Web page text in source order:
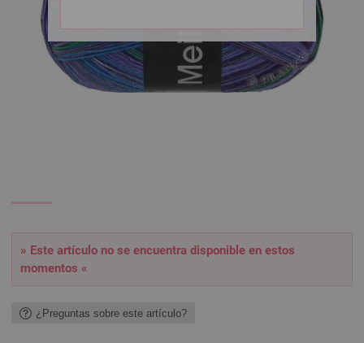
» Este artículo no se encuentra disponible en estos
momentos «
¿Preguntas sobre este artículo?